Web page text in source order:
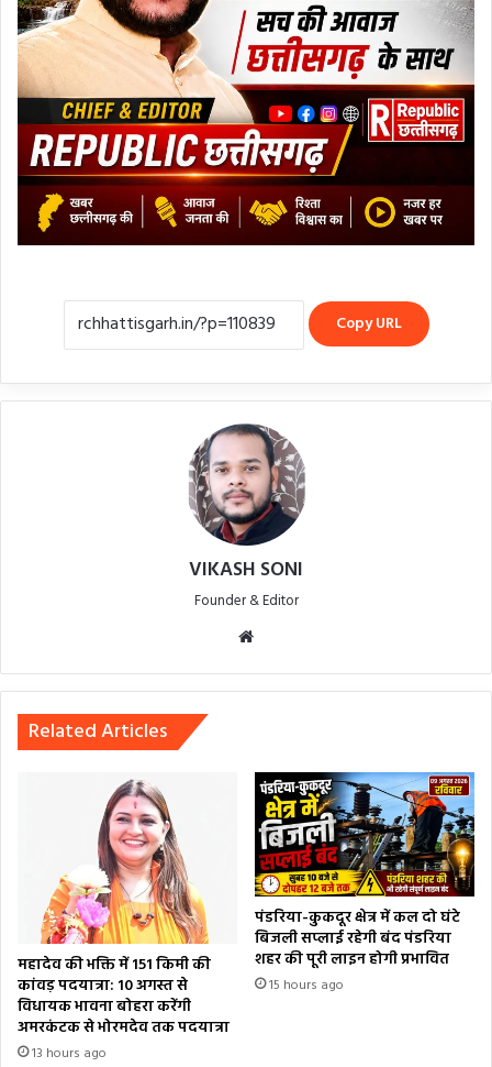
Copy URL
VIKASH SONI
Founder & Editor
Related Articles
महादेव की भक्ति में 151 किमी की
कांवड़ पदयात्रा: 10 अगस्त से
विधायक भावना बोहरा करेंगी
अमरकंटक से भोरमदेव तक पदयात्रा
13 hours ago
पंडरिया-कुकदूर क्षेत्र में कल दो घंटे
बिजली सप्लाई रहेगी बंद पंडरिया
शहर की पूरी लाइन होगी प्रभावित
15 hours ago